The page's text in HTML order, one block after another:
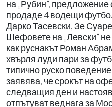
на „Рубин”,
продаде 4 водещи
Дарко Тасевски, Зе
Шефовете на „Левски”
как руснакът Роман
хвърля луди пари за
типично руско
заявява, че срокът на
следващия ден и
отпътуват веднага за